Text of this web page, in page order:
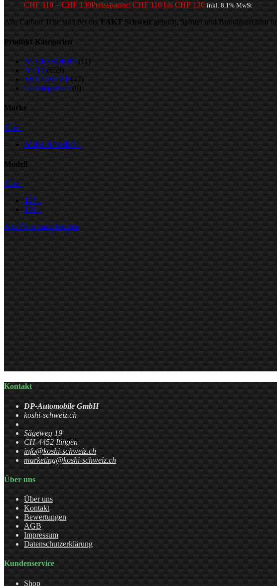
CHF 110 – CHF 130Preisspanne: CHF 110 bis CHF 130 inkl. 8.1% MwSt
Alle Carbon Teile sind bei der FAKT Schweiz geprüft, Splitter und Brandgutachten
Produkt-Kategorien
ACCESSORIES(11)
AUTO(659)
MOTORRAD(47)
Unkategorisiert(0)
Marke
Filter:
ALFA ROMEO 1
Modell
Filter:
147 1
156 1
Alle Filter zurücksetzen
Kontakt
DP-Automobile GmbH
koshi-schweiz.ch
Sägeweg 19
CH-4452 Itingen
info@koshi-schweiz.ch
marketing@koshi-schweiz.ch
Über uns
Über uns
Kontakt
Bewertungen
AGB
Impressum
Datenschutzerklärung
Kundenservice
Shop